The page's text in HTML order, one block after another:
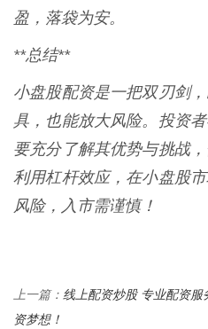
盈，落袋为安。
**总结**
小盘股配资是一把双刃剑
具，也能放大风险。投资
要充分了解其优势与挑战
利用杠杆效应，在小盘股
风险，入市需谨慎！
上一篇： 线上配资炒股 专业配资
资梦想！